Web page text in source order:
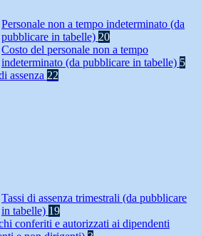
Personale non a tempo indeterminato (da
pubblicare in tabelle) 20
Costo del personale non a tempo
indeterminato (da pubblicare in tabelle) 5
assenza 22
Tassi di assenza trimestrali (da pubblicare
in tabelle) 19
conferiti e autorizzati ai dipendenti